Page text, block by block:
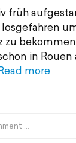
früh
in
more